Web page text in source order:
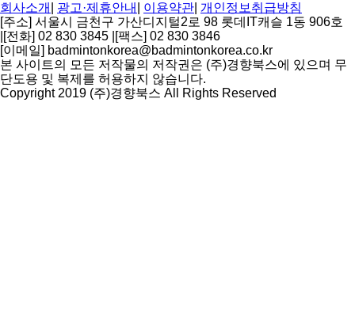
회사소개 광고·제휴안내 이용약관 개인정보취급방침
[주소] 서울시 금천구 가산디지털2로 98 롯데IT캐슬 1동 906호
[전화] 02 830 3845 [팩스] 02 830 3846
[이메일] badmintonkorea@badmintonkorea.co.kr
본 사이트의 모든 저작물의 저작권은 (주)경향북스에 있으며 무
단도용 및 복제를 허용하지 않습니다.
Copyright 2019 (주)경향북스 All Rights Reserved